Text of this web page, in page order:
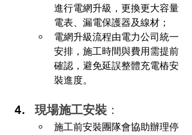
進行電網升級，更換更大容量
電表、漏電保護器及線材；
電網升級流程由電力公司統一
安排，施工時間與費用需提前
確認，避免延誤整體充電樁安
裝進度。
現場施工安裝 ：
施工前安裝團隊會協助辦理停